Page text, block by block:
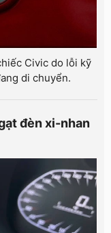
Civic do lỗi kỹ
di chuyển.
đèn xi-nhan